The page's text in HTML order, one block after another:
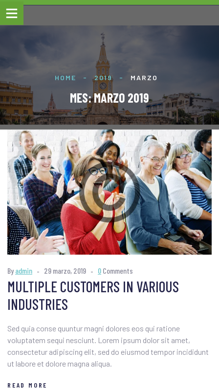
MES:MARZO 2019
HOME - 2019 - MARZO
Byadmin 29 marzo, 2019 0 Comments
MULTIPLE CUSTOMERS IN VARIOUS
INDUSTRIES
Sed quia conse quuntur magni dolores eos qui ratione
voluptatem sequi nesciunt. Lorem ipsum dolor sit amet,
consectetur adipiscing elit, sed do eiusmod tempor incididunt
ut labore et dolore magna aliqua.
READ MORE